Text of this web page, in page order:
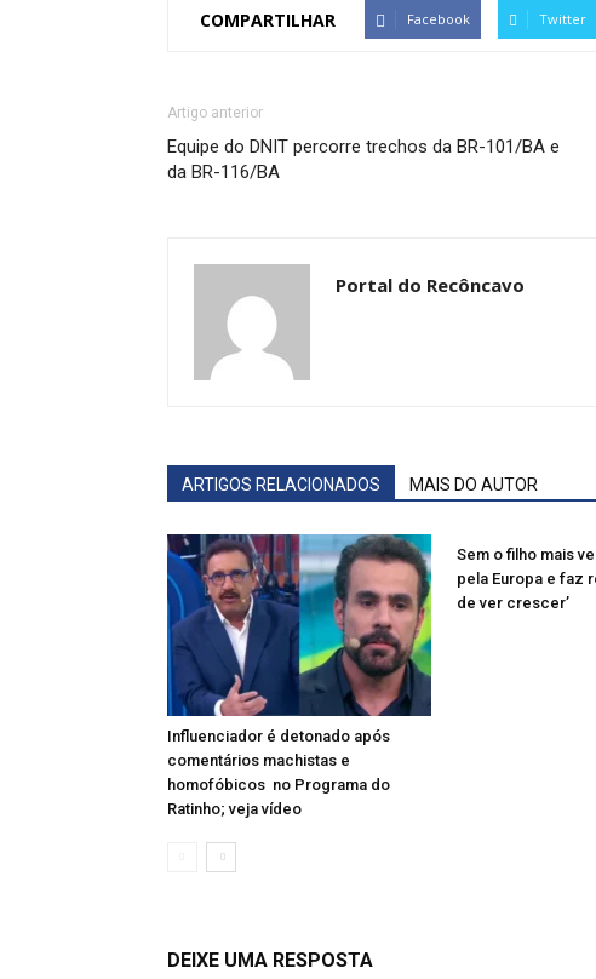
COMPARTILHAR Facebook Twitter
Artigo anterior
Equipe do DNIT percorre trechos da BR-101/BA e
da BR-116/BA
Portal do Recôncavo
ARTIGOS RELACIONADOS MAIS DO AUTOR
Influenciador é detonado após
comentários machistas e
homofóbicos no Programa do
Ratinho; veja vídeo
Sem o filho mais
pela Europa e faz
de ver crescer’
DEIXE UMA RESPOSTA